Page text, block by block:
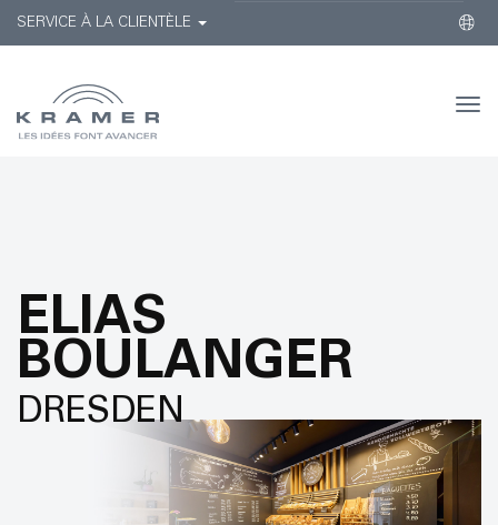
SERVICE À LA CLIENTÈLE
ELIAS
BOULANGER
DRESDEN